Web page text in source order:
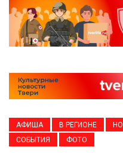
АФИША В РЕГИОНЕ
СОБЫТИЯ
ФОТО